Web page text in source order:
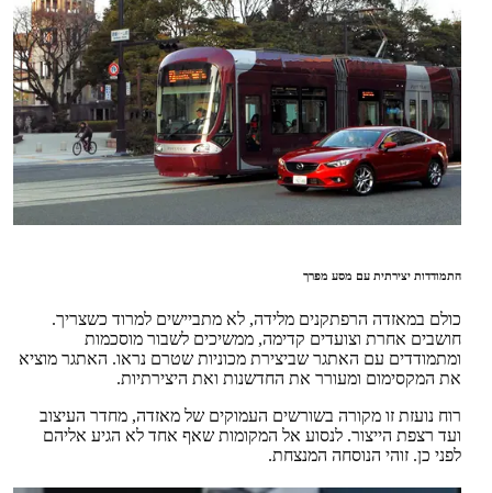
התמודדות יצירתית עם מסע מפרך
כולם במאזדה הרפתקנים מלידה, לא מתביישים למרוד כשצריך.
חושבים אחרת וצועדים קדימה, ממשיכים לשבור מוסכמות
ומתמודדים עם האתגר שביצירת מכוניות שטרם נראו. האתגר מוציא
את המקסימום ומעורר את החדשנות ואת היצירתיות.
רוח נועזת זו מקורה בשורשים העמוקים של מאזדה, מחדר העיצוב
ועד רצפת הייצור. לנסוע אל המקומות שאף אחד לא הגיע אליהם
לפני כן. זוהי הנוסחה המנצחת.